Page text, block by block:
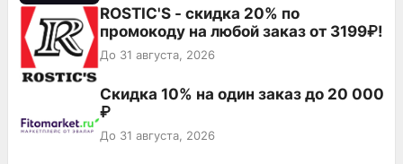
ROSTIC'S - скидка 20% по
промокоду на любой заказ от 3199₽!
До 31 августа, 2026
Скидка 10% на один заказ до 20 000
₽
До 31 августа, 2026